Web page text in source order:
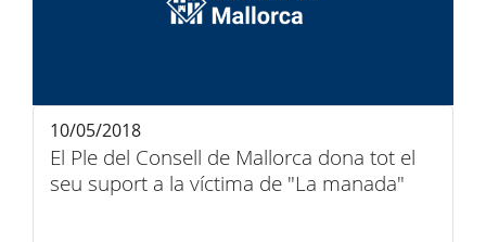
El Ple del Consell de Mallorca dona tot el
seu suport a la víctima de "La manada"
10/05/2018